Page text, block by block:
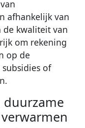
afhankelijk van
de kwaliteit van
om rekening
op de
of
duurzame